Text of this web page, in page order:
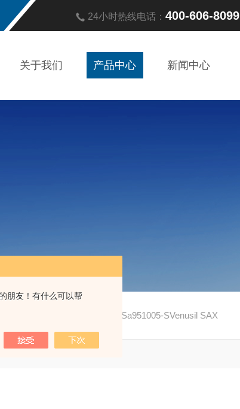
朋友！有什么可以帮
24小时热线电话： 400-606-8099
关于我们 产品中心 新闻中心
/ VSa951005-SVenusil SAX